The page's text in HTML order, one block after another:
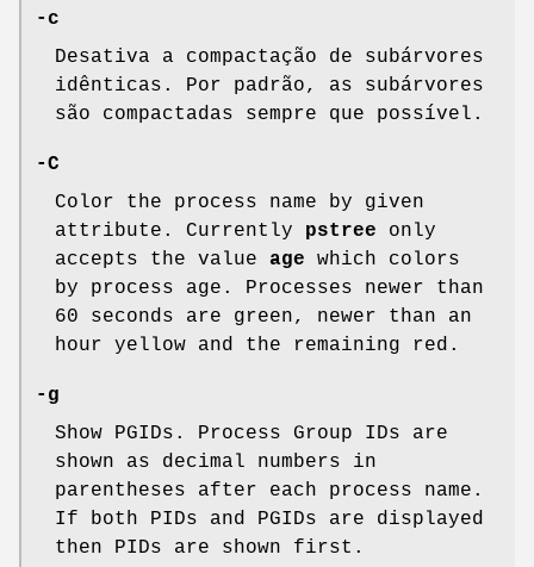
-c
Desativa a compactação de subárvores
idênticas. Por padrão, as subárvores
são compactadas sempre que possível.
-C
Color the process name by given
attribute. Currently pstree only
accepts the value age which colors
by process age. Processes newer than
60 seconds are green, newer than an
hour yellow and the remaining red.
-g
Show PGIDs. Process Group IDs are
shown as decimal numbers in
parentheses after each process name.
If both PIDs and PGIDs are displayed
then PIDs are shown first.